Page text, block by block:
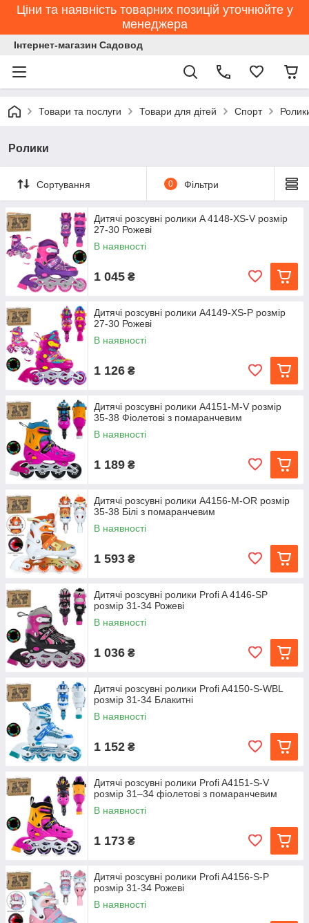
Ціни та наявність товарних позицій уточнюйте у
менеджера
Інтернет-магазин Садовод
Товари та послуги Товари для дітей Спорт
Ролики
Сортування 0 Фільтри
Дитячі розсувні ролики A 4148-XS-V розмір
27-30 Рожеві
В наявності
1 045 ₴
Дитячі розсувні ролики A4149-XS-P розмір
27-30 Рожеві
В наявності
1 126 ₴
Дитячі розсувні ролики A4151-M-V розмір
35-38 Фіолетові з помаранчевим
В наявності
1 189 ₴
Дитячі розсувні ролики A4156-M-OR розмір
35-38 Білі з помаранчевим
В наявності
1 593 ₴
Дитячі розсувні ролики Profi A 4146-SP
розмір 31-34 Рожеві
В наявності
1 036 ₴
Дитячі розсувні ролики Profi A4150-S-WBL
розмір 31-34 Блакитні
В наявності
1 152 ₴
Дитячі розсувні ролики Profi A4151-S-V
розмір 31–34 фіолетові з помаранчевим
В наявності
1 173 ₴
Дитячі розсувні ролики Profi A4156-S-P
розмір 31-34 Рожеві
В наявності